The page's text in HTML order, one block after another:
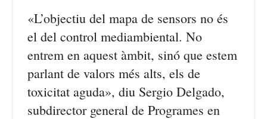
«L’objectiu del mapa de sensors no és
el del control mediambiental. No
entrem en aquest àmbit, sinó que estem
parlant de valors més alts, els de
toxicitat aguda», diu Sergio Delgado,
subdirector general de Programes en